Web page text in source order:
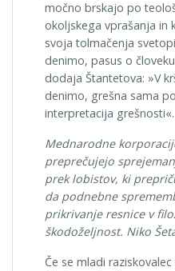
močno brskajo po
okoljskega vprašanja in
svoja tolmačenja
denimo, pasus o
dodaja Štantetova: »V
denimo, grešna sama
interpretacija grešnosti«.
Mednarodne
preprečujejo
prek lobistov, ki
da podnebne
prikrivanje resnice v
škodoželjnost. Niko
Če se mladi